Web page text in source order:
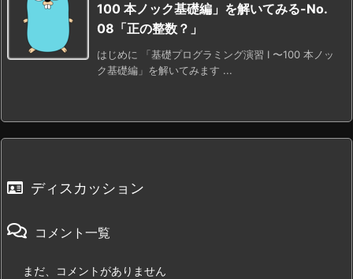
100 本ノック基礎編」を解いてみる-No.
08「正の整数？」
はじめに 「基礎プログラミング演習 I 〜100 本ノッ
ク基礎編」を解いてみます ...
ディスカッション
コメント一覧
まだ、コメントがありません